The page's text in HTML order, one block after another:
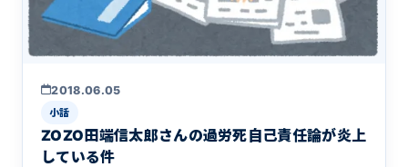
2018.06.05
小話
ZOZO田端信太郎さんの過労死自己責任論が炎上
している件